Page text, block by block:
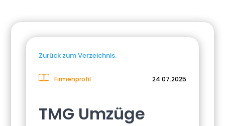
Zurück zum Verzeichnis.
Firmenprofil 24.07.2025
TMG Umzüge